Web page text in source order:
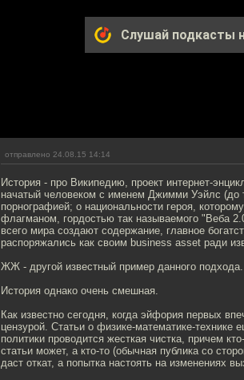
Слушай подкасты
отправлено 24.08.15 14:14
История - про Википедию, проект интернет-
начатый человеком с именем Джимми Уэйлс (до
порнографией; о национальности героя,
флагманом, гордостью так называемого "Веба
всего мира создают содержание, главное
распоряжались как своим business asset ради
ЖЖ - другой известный пример данного подхода.
История однако очень смешная.
Как известно сегодня, когда эйфория первых
цензурой. Статьи о физике-математике-
политики проводится жесткая чистка, причем
статьи может, а кто-то (обычная публика со
даст откат, а попытка настоять на изменениях